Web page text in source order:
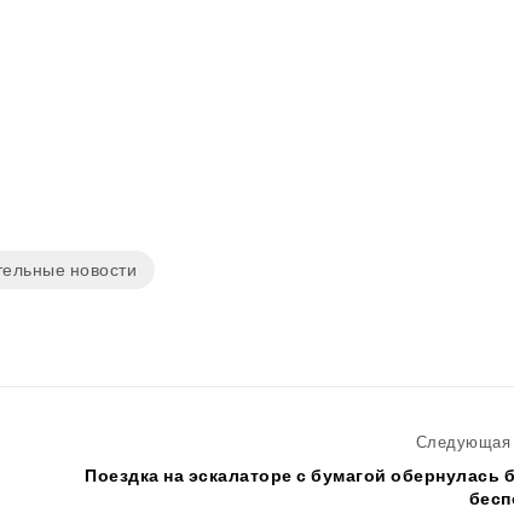
новости
Следующая
Поездка на эскалаторе с бумагой обернулась